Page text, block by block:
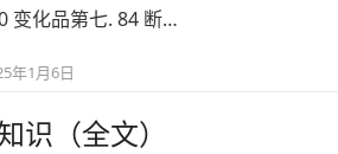
变化品第七. 84 断…
年1月6日
识（全文）